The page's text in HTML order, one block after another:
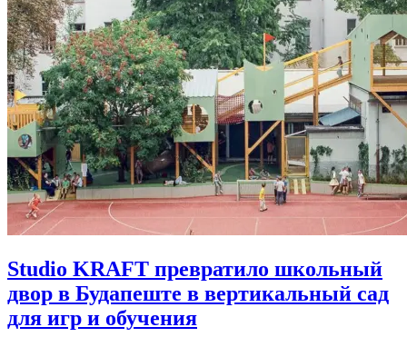
Studio KRAFT превратило школьный
двор в Будапеште в вертикальный сад
для игр и обучения